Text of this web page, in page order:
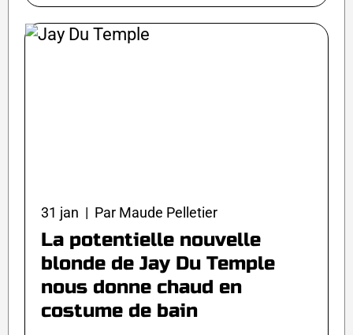
31 jan | Par Maude Pelletier
La potentielle nouvelle
blonde de Jay Du Temple
nous donne chaud en
costume de bain